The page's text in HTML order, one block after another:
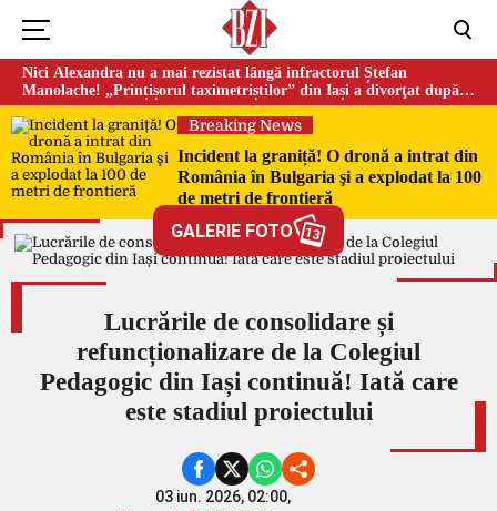
Nici Alexandra nu a mai rezistat lângă infractorul Ștefan
Manolache! „Prințișorul taximetriștilor” din Iași a divorţat după
doi ani de căsnicie
Breaking News
Incident la graniță! O dronă a intrat din
România în Bulgaria şi a explodat la 100
de metri de frontieră
GALERIE FOTO 13
Lucrările de consolidare și
refuncționalizare de la Colegiul
Pedagogic din Iași continuă! Iată care
este stadiul proiectului
03 iun. 2026, 02:00,